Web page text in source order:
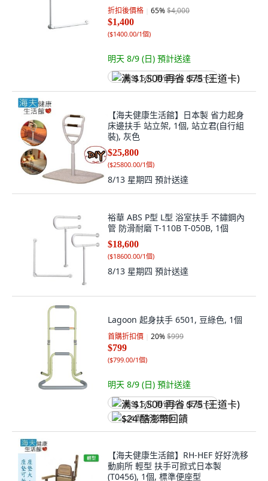
折扣後價格 65%$4,000
$1,400
($1400.00/1個)
明天 8/9 (日) 預計送達
满 $1,500 再省 $75 (王道卡)
【海夫健康生活館】日本製 省力起身
床邊扶手 站立架, 1個, 站立君(自行組
裝), 灰色
$25,800
($25800.00/1個)
8/13 星期四 預計送達
裕華 ABS P型 L型 浴室扶手 不鏽鋼內
管 防滑耐磨 T-110B T-050B, 1個
$18,600
($18600.00/1個)
8/13 星期四 預計送達
Lagoon 起身扶手 6501, 豆綠色, 1個
首購折扣價 20%$999
$799
($799.00/1個)
明天 8/9 (日) 預計送達
满 $1,500 再省 $75 (王道卡)
$24 酷澎幣回饋
【海夫健康生活館】RH-HEF 好好洗移
動廁所 輕型 扶手可掀式日本製
(T0456), 1個, 標準便座型